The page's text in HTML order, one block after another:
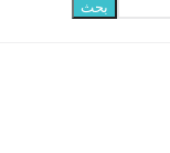
بحث